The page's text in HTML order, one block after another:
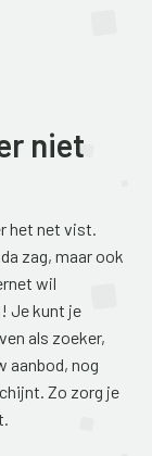
niet
het net vist.
zag, maar ook
wil
Je kunt je
als zoeker,
aanbod, nog
Zo zorg je